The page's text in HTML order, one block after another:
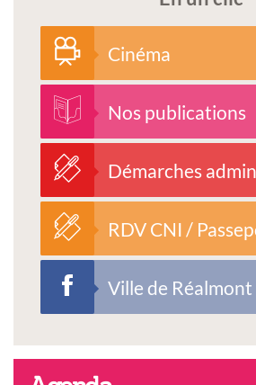
Cinéma
Nos publications
Démarches
RDV CNI /
Ville de Réalmont